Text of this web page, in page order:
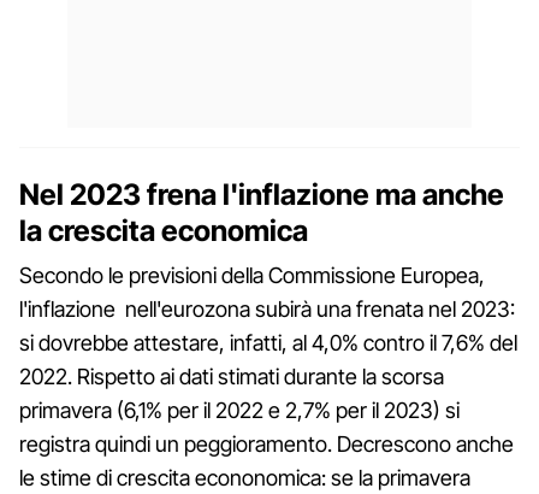
Nel 2023 frena l'inflazione ma anche
la crescita economica
Secondo le previsioni della Commissione Europea,
l'inflazione nell'eurozona subirà una frenata nel 2023:
si dovrebbe attestare, infatti, al 4,0% contro il 7,6% del
2022. Rispetto ai dati stimati durante la scorsa
primavera (6,1% per il 2022 e 2,7% per il 2023) si
registra quindi un peggioramento. Decrescono anche
le stime di crescita econonomica: se la primavera